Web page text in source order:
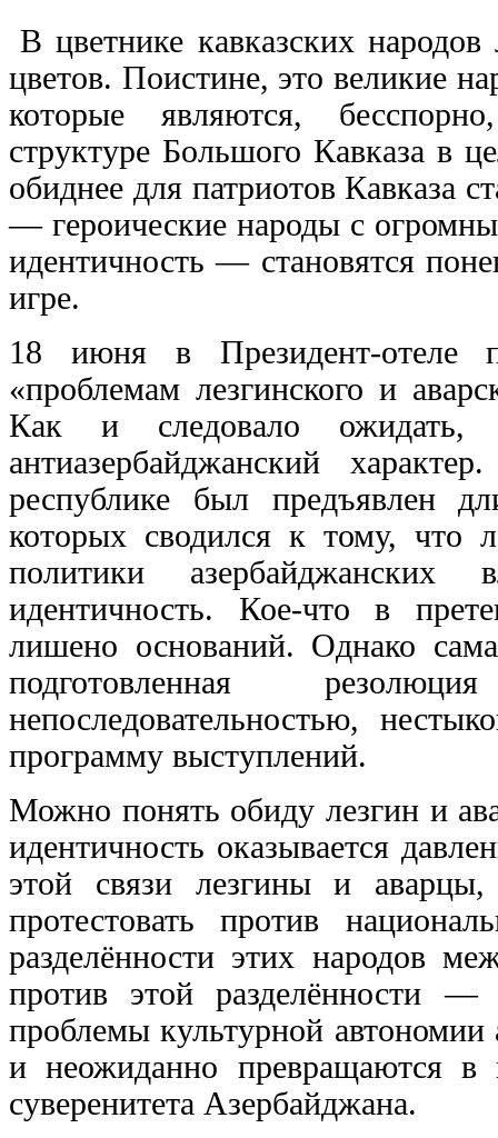
В цветнике кавказских
цветов. Поистине, это великие
которые являются,
структуре Большого Кавказа в
обиднее для патриотов Кавказа
— героические народы с
идентичность — становятся
игре.
18 июня в Президент-отеле
«проблемам лезгинского и
Как и следовало ожидать,
антиазербайджанский
республике был предъявлен
которых сводился к тому, что
политики азербайджанских
идентичность. Кое-что в
лишено оснований. Однако
подготовленная
непоследовательностью,
программу выступлений.
Можно понять обиду лезгин и
идентичность оказывается
этой связи лезгины и
протестовать против
разделённости этих народов
против этой разделённости
проблемы культурной автономии
и неожиданно превращаются в
суверенитета Азербайджана.